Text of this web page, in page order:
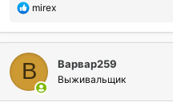
П
б
а
г
о
mirex
В Варвар259
Выживальщик